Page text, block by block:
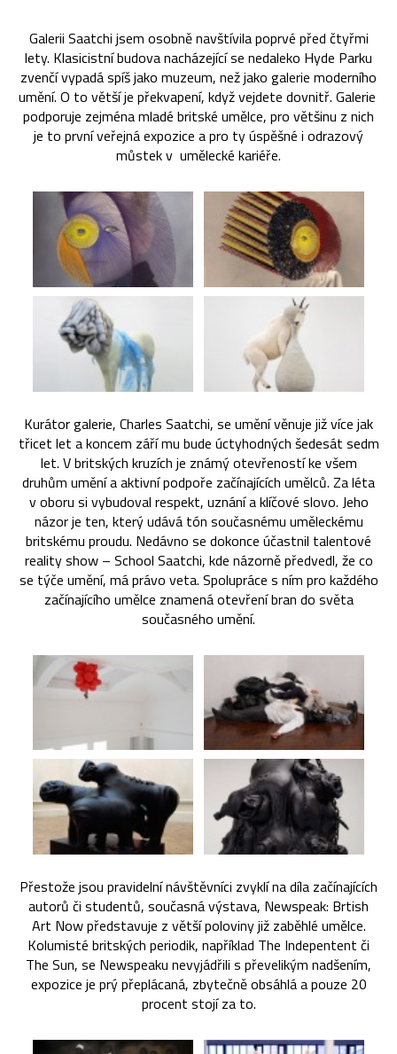
Galerii Saatchi jsem osobně navštívila poprvé před čtyřmi
lety. Klasicistní budova nacházející se nedaleko Hyde Parku
zvenčí vypadá spíš jako muzeum, než jako galerie moderního
umění. O to větší je překvapení, když vejdete dovnitř. Galerie
podporuje zejména mladé britské umělce, pro většinu z nich
je to první veřejná expozice a pro ty úspěšné i odrazový
můstek v umělecké kariéře.
Kurátor galerie, Charles Saatchi, se umění věnuje již více jak
třicet let a koncem září mu bude úctyhodných šedesát sedm
let. V britských kruzích je známý otevřeností ke všem
druhům umění a aktivní podpoře začínajících umělců. Za léta
v oboru si vybudoval respekt, uznání a klíčové slovo. Jeho
názor je ten, který udává tón současnému uměleckému
britskému proudu. Nedávno se dokonce účastnil talentové
reality show – School Saatchi, kde názorně předvedl, že co
se týče umění, má právo veta. Spolupráce s ním pro každého
začínajícího umělce znamená otevření bran do světa
současného umění.
Přestože jsou pravidelní návštěvníci zvyklí na díla začínajících
autorů či studentů, současná výstava, Newspeak: Brtish
Art Now představuje z větší poloviny již zaběhlé umělce.
Kolumisté britských periodik, například The Indepentent či
The Sun, se Newspeaku nevyjádřili s převelikým nadšením,
expozice je prý přeplácaná, zbytečně obsáhlá a pouze 20
procent stojí za to.